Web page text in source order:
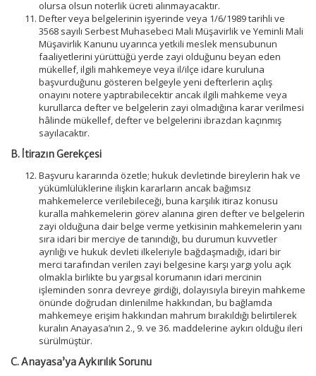
olursa olsun noterlik ücreti alınmayacaktır.
Defter veya belgelerinin işyerinde veya 1/6/1989 tarihli ve
3568 sayılı Serbest Muhasebeci Mali Müşavirlik ve Yeminli Mali
Müşavirlik Kanunu uyarınca yetkili meslek mensubunun
faaliyetlerini yürüttüğü yerde zayi olduğunu beyan eden
mükellef, ilgili mahkemeye veya il/ilçe idare kuruluna
başvurduğunu gösteren belgeyle yeni defterlerin açılış
onayını notere yaptırabilecektir ancak ilgili mahkeme veya
kurullarca defter ve belgelerin zayi olmadığına karar verilmesi
hâlinde mükellef, defter ve belgelerini ibrazdan kaçınmış
sayılacaktır.
B. İtirazın Gerekçesi
Başvuru kararında özetle; hukuk devletinde bireylerin hak ve
yükümlülüklerine ilişkin kararların ancak bağımsız
mahkemelerce verilebileceği, buna karşılık itiraz konusu
kuralla mahkemelerin görev alanına giren defter ve belgelerin
zayi olduğuna dair belge verme yetkisinin mahkemelerin yanı
sıra idari bir merciye de tanındığı, bu durumun kuvvetler
ayrılığı ve hukuk devleti ilkeleriyle bağdaşmadığı, idari bir
merci tarafından verilen zayi belgesine karşı yargı yolu açık
olmakla birlikte bu yargısal korumanın idari mercinin
işleminden sonra devreye girdiği, dolayısıyla bireyin mahkeme
önünde doğrudan dinlenilme hakkından, bu bağlamda
mahkemeye erişim hakkından mahrum bırakıldığı belirtilerek
kuralın Anayasa’nın 2., 9. ve 36. maddelerine aykırı olduğu ileri
sürülmüştür.
C. Anayasa’ya Aykırılık Sorunu